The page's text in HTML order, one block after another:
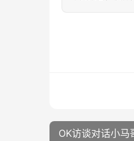
OK访谈对话小